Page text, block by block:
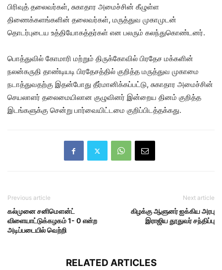
பிரிவுத் தலைவர்கள், சுகாதார அமைச்சின் கீழுள்ள
திணைக்களங்களின் தலைவர்கள், மருத்துவ முகாமுடன்
தொடர்புடைய உத்தியோகத்தர்கள் என பலரும் கலந்துகொண்டனர்.
பொத்துவில் கோமாரி மற்றும் திருக்கோவில் பிரதேச மக்களின்
நலன்கருதி தாண்டியடி பிரதேசத்தில் குறித்த மருத்துவ முகாமை
நடாத்துவதற்கு இதன்போது தீர்மானிக்கப்பட்டு, சுகாதார அமைச்சின்
செயலாளர் தலைமையிலான குழுவினர் இன்றைய தினம் குறித்த
இடங்களுக்கு சென்று பார்வையிட்டமை குறிப்பிடத்தக்கது.
Previous article
கல்முனை சனிமௌன்ட்
விளையாட்டுக்கழகம் 1- 0 என்ற
அடிப்படையில் வெற்றி
Next article
கிழக்கு ஆளுனர் ஐக்கிய அரபு
இராஜிய தூதுவர் சந்திப்பு
RELATED ARTICLES